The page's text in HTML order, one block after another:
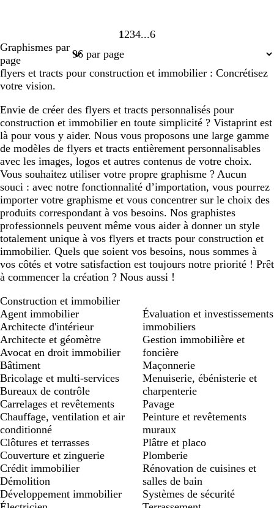
Page
1
1 Page
2 Page
3Page
4
Page
6
Graphismes par
page
flyers et tracts pour construction et immobilier : Concrétisez
votre vision.
Envie de créer des flyers et tracts personnalisés pour
construction et immobilier en toute simplicité ? Vistaprint est
là pour vous y aider. Nous vous proposons une large gamme
de modèles de flyers et tracts entièrement personnalisables
avec les images, logos et autres contenus de votre choix.
Vous souhaitez utiliser votre propre graphisme ? Aucun
souci : avec notre fonctionnalité d’importation, vous pourrez
importer votre graphisme et vous concentrer sur le choix des
produits correspondant à vos besoins. Nos graphistes
professionnels peuvent même vous aider à donner un style
totalement unique à vos flyers et tracts pour construction et
immobilier. Quels que soient vos besoins, nous sommes à
vos côtés et votre satisfaction est toujours notre priorité ! Prêt
à commencer la création ? Nous aussi !
Construction et immobilier
Agent immobilier
Architecte d'intérieur
Architecte et géomètre
Avocat en droit immobilier
Bâtiment
Bricolage et multi-services
Bureaux de contrôle
Carrelages et revêtements
Chauffage, ventilation et air
conditionné
Clôtures et terrasses
Couverture et zinguerie
Crédit immobilier
Démolition
Développement immobilier
Évaluation et investissements
immobiliers
Gestion immobilière et
foncière
Maçonnerie
Menuiserie, ébénisterie et
charpenterie
Pavage
Peinture et revêtements
muraux
Plâtre et placo
Plomberie
Rénovation de cuisines et
salles de bain
Systèmes de sécurité